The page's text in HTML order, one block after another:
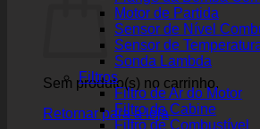
Sem produto(s) no carrinho.
Retornar para a loja
Motor de Partida
Sensor de Nível
Sensor de
Sonda Lambda
Filtros
Filtro de Ar do Motor
Filtro de Cabine
Filtro de Combustível